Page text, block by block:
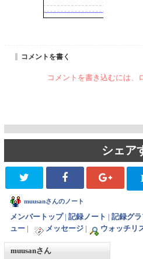
コメントを書く
コメントを書き込むには、
シェア
muusanさんのノート
メンバートップ| 記録ノート 記録グラ
ュー
メッセージ ウォッチリ
muusanさん